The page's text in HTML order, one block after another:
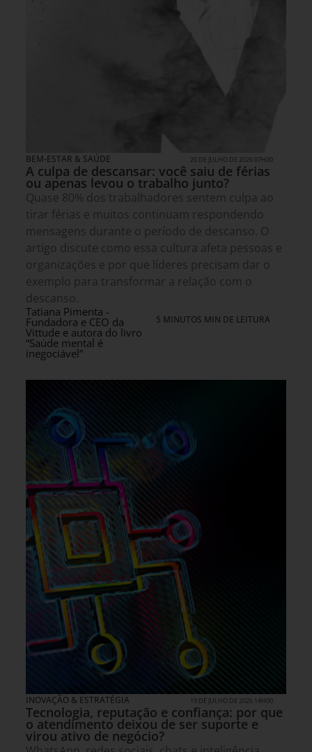
BEM-ESTAR & SAÚDE 20 DE JULHO DE 2026 07H00
A culpa de descansar: você saiu de férias
ou apenas levou o trabalho junto?
Quase 80% dos trabalhadores sentem culpa ao
tirar férias e muitos continuam respondendo
mensagens durante o período de descanso. O
artigo discute como essa cultura afeta pessoas e
organizações e por que líderes precisam dar o
exemplo para transformar a relação com o
descanso.
Tatiana Pimenta -
Fundadora e CEO da
Vittude e autora do livro
“Saúde mental é
inegociável”
5 MINUTOS MIN DE LEITURA
INOVAÇÃO & ESTRATÉGIA 19 DE JULHO DE 2026 14H00
Tecnologia, reputação e confiança: por que
o atendimento deixou de ser suporte e
virou ativo de negócio?